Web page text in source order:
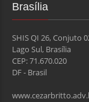
Brasília
SHIS QI 26, Conjuto
Lago Sul, Brasília
CEP: 71.670.020
DF - Brasil